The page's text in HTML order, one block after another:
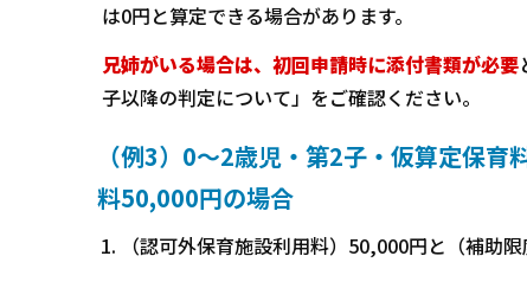
は0円と算定できる場合があります。
兄姉がいる場合は、初回申請時に添付書類が必要
子以降の判定について」をご確認ください。
（例3）0～2歳児・第2子・仮算定保
料50,000円の場合
（認可外保育施設利用料）50,000円と（補助